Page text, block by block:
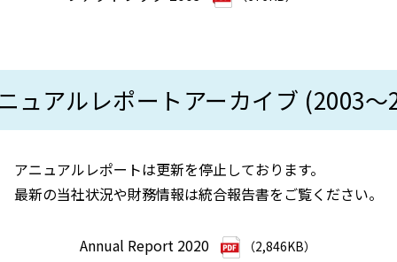
ュアルレポートアーカイブ (2003～
アニュアルレポートは更新を停止しております。
最新の当社状況や財務情報は統合報告書をご覧ください。
Annual Report 2020 （2,846KB）